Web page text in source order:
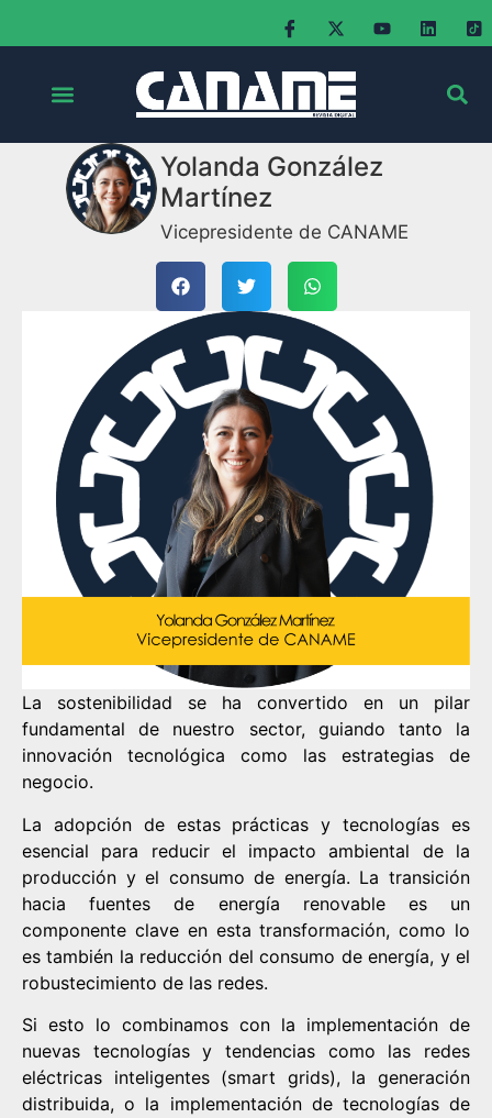
Yolanda González
Martínez
Vicepresidente de CANAME
La sostenibilidad se ha convertido en un pilar
fundamental de nuestro sector, guiando tanto la
innovación tecnológica como las estrategias de
negocio.
La adopción de estas prácticas y tecnologías es
esencial para reducir el impacto ambiental de la
producción y el consumo de energía. La transición
hacia fuentes de energía renovable es un
componente clave en esta transformación, como lo
es también la reducción del consumo de energía, y el
robustecimiento de las redes.
Si esto lo combinamos con la implementación de
nuevas tecnologías y tendencias como las redes
eléctricas inteligentes (smart grids), la generación
distribuida, o la implementación de tecnologías de